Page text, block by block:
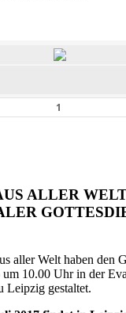
ALLER
aller Welt haben den
10.00 Uhr in der
Leipzig gestaltet.